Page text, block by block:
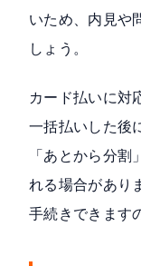
いため、内見や
しょう。
カード払いに対
一括払いした後
「あとから分
れる場合があり
手続きできます